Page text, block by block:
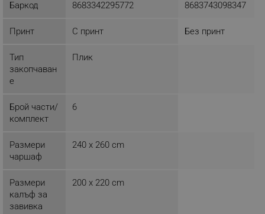
Баркод 8683342295772 8683743098347
Принт С принт Без принт
Тип
закопчаван
е
Плик
Брой части/
комплект
6
Размери
чаршаф
240 x 260 cm
Размери
калъф за
завивка
200 x 220 cm
ФУНКЦИОНАЛНОСТ
НЕКЛАСИФИЦИРАНИ
Строго необходимо
Некласифицирани
основната функционалност на уебсайта, като
потребителско влизане и управление на